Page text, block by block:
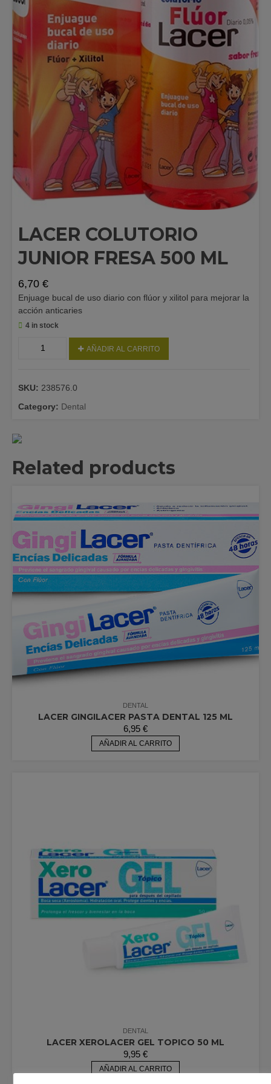
LACER COLUTORIO
JUNIOR FRESA 500 ML
6,70 €
Enjuage bucal de uso diario con flúor y xilitol para mejorar la
acción anticaries
4 in stock
LACER
500
ML
AÑADIR AL CARRITO
SKU: 238576.0
Category: Dental
Related products
DENTAL
LACER GINGILACER PASTA DENTAL 125 ML
6,95 €
AÑADIR AL CARRITO
DENTAL
LACER XEROLACER GEL TOPICO 50 ML
9,95 €
AÑADIR AL CARRITO